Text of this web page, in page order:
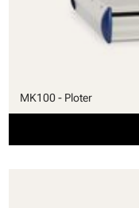
MK100 - Ploter